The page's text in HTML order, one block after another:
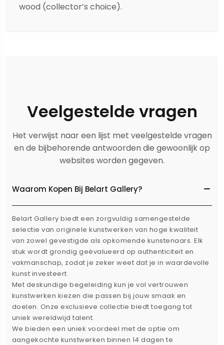
wood (collector’s choice).
Veelgestelde vragen
Het verwijst naar een lijst met veelgestelde vragen
en de bijbehorende antwoorden die gewoonlijk op
websites worden gegeven.
Waarom Kopen Bij Belart Gallery?
Belart Gallery biedt een zorgvuldig samengestelde
selectie van originele kunstwerken van hoge kwaliteit
van zowel gevestigde als opkomende kunstenaars. Elk
stuk wordt grondig geëvalueerd op authenticiteit en
vakmanschap, zodat je zeker weet dat je in waardevolle
kunst investeert.
Met deskundige begeleiding kun je vol vertrouwen
kunstwerken kiezen die passen bij jouw smaak en
doelen. Onze exclusieve collectie biedt toegang tot
uniek wereldwijd talent.
We bieden een uniek voordeel met de optie om
aangekochte kunstwerken binnen 14 dagen te